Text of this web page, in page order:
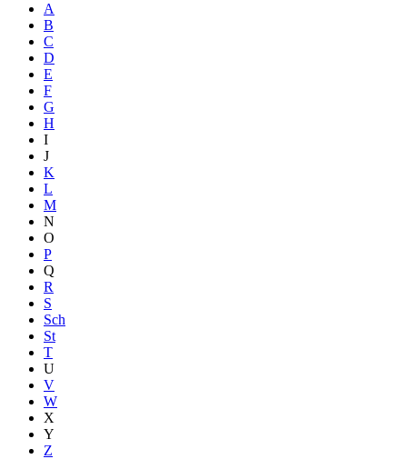
A
B
C
D
E
F
G
H
I
J
K
L
M
N
O
P
Q
R
S
Sch
St
T
U
V
W
X
Y
Z